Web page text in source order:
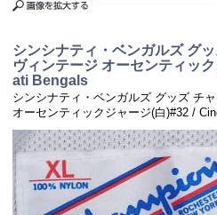
シンシナティ・ベンガルズ グ
ヴィンテージ オーセンティッ
ati Bengals
シンシナティ・ベンガルズ グッズ チ
オーセンティックジャージ(白)#32 /